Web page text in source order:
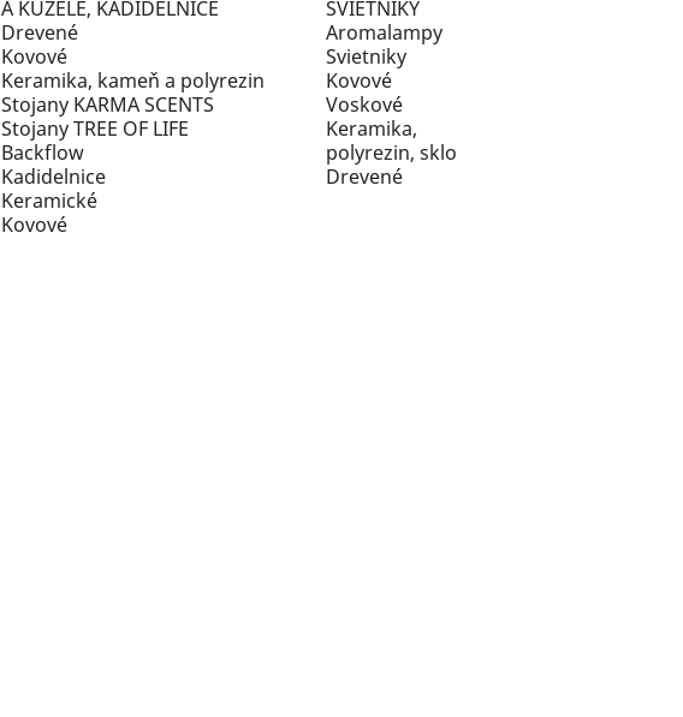
Drevené
Kovové
Keramika, kameň a polyrezin
Stojany KARMA SCENTS
Stojany TREE OF LIFE
Backflow
Kadidelnice
Keramické
Kovové
Aromalampy
Svietniky
Kovové
Voskové
Keramika,
polyrezin, sklo
Drevené